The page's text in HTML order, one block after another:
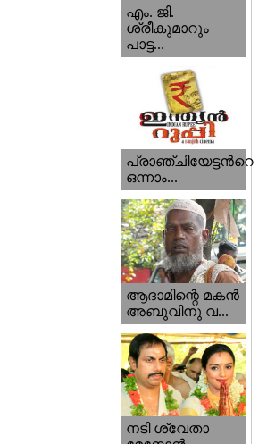
എം. ജി.
ശ്രീകുമാറും
പാട്ട...
പ്രാഞ്ചിയേട്ടന്‍റെ
ഒന്നാം...
ആദാമിന്റെ മകന്‍
അബുവിനു വ...
നടി ശ്വേതാ